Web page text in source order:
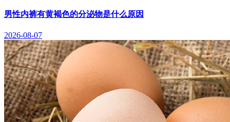
男性内裤有黄褐色的分泌物是什么原因
2026-08-07